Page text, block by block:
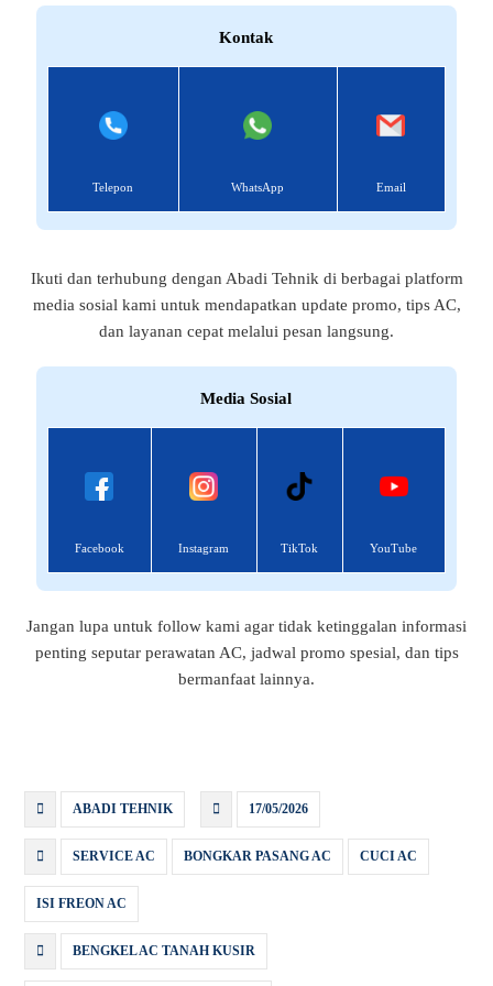
Kontak
Telepon WhatsApp Email
Ikuti dan terhubung dengan Abadi Tehnik di berbagai platform
media sosial kami untuk mendapatkan update promo, tips AC,
dan layanan cepat melalui pesan langsung.
Media Sosial
Facebook Instagram TikTok YouTube
Jangan lupa untuk follow kami agar tidak ketinggalan informasi
penting seputar perawatan AC, jadwal promo spesial, dan tips
bermanfaat lainnya.
ABADI TEHNIK 17/05/2026
SERVICE AC BONGKAR PASANG AC CUCI AC
ISI FREON AC
BENGKEL AC TANAH KUSIR